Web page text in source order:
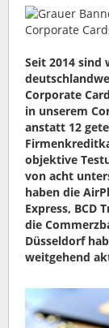
Seit 2014 sind
Corporate
in unserem
anstatt 12
objektive
von acht
haben die
Express, BCD
die
Düsseldorf
weitgehend